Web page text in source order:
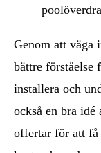
Genom att väga
bättre förståelse
installera och
också en bra
offertar för att få